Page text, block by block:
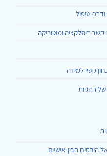
טיפול
דיסלקציה ומוטוריקה
קשיי למידה
הזוגיות
היחסים הבין-אישיים